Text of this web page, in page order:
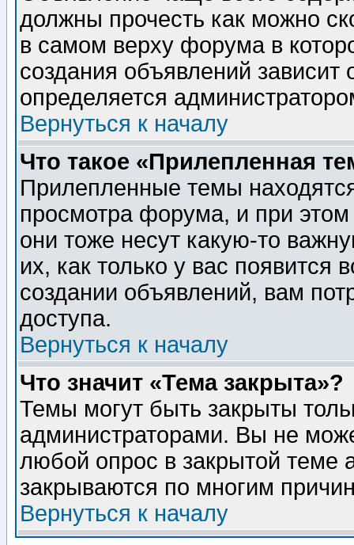
должны прочесть как можно
в самом верху форума в
создания объявлений зависит
определяется
Вернуться к началу
Что такое «Прилепленная
Прилепленные темы
просмотра форума, и при
они тоже несут какую-то
их, как только у вас появится
создании объявлений, вам
доступа.
Вернуться к началу
Что значит «Тема закрыта»?
Темы могут быть закрыты
администраторами. Вы не
любой опрос в закрытой теме
закрываются по многим
Вернуться к началу